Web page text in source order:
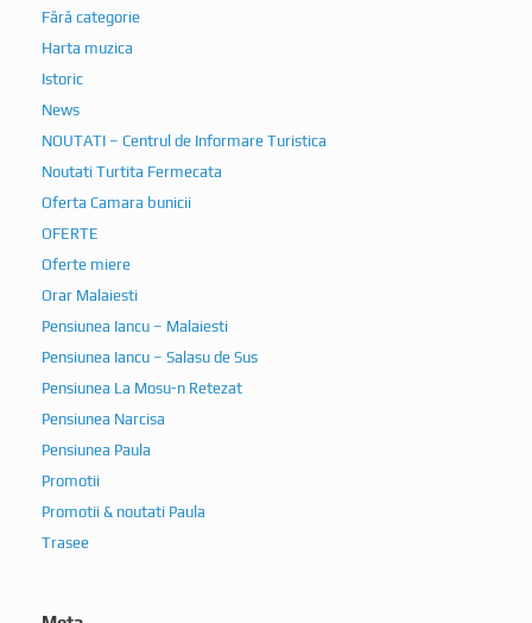
Fără categorie
Harta muzica
Istoric
News
NOUTATI – Centrul de Informare Turistica
Noutati Turtita Fermecata
Oferta Camara bunicii
OFERTE
Oferte miere
Orar Malaiesti
Pensiunea Iancu – Malaiesti
Pensiunea Iancu – Salasu de Sus
Pensiunea La Mosu-n Retezat
Pensiunea Narcisa
Pensiunea Paula
Promotii
Promotii & noutati Paula
Trasee